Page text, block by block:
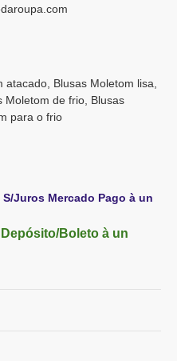
atacado, Blusas Moletom lisa,
Moletom de frio, Blusas
para o frio
Juros Mercado Pago à un
Boleto à un